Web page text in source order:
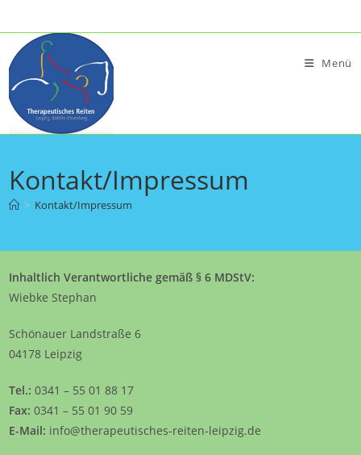
Inhalt
springen
Menü
Kontakt/Impressum
> Kontakt/Impressum
Inhaltlich Verantwortliche gemäß § 6 MDStV:
Wiebke Stephan
Schönauer Landstraße 6
04178 Leipzig
Tel.: 0341 – 55 01 88 17
Fax: 0341 – 55 01 90 59
E-Mail: info@therapeutisches-reiten-leipzig.de